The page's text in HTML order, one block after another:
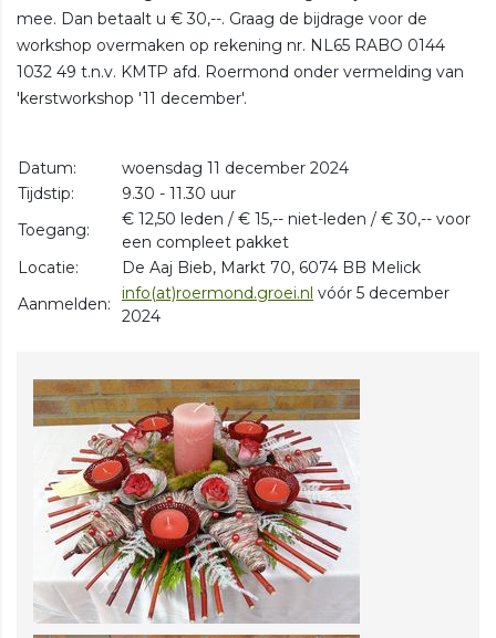
mee. Dan betaalt u € 30,--. Graag de bijdrage voor de
workshop overmaken op rekening nr. NL65 RABO 0144
1032 49 t.n.v. KMTP afd. Roermond onder vermelding van
'kerstworkshop '11 december'.
Datum:
woensdag 11 december 2024
Tijdstip:
9.30 - 11.30 uur
Toegang:
€ 12,50 leden / € 15,-- niet-leden / € 30,-- voor
een compleet pakket
Locatie:
De Aaj Bieb, Markt 70, 6074 BB Melick
Aanmelden:
info(at)roermond.groei.nl vóór 5 december
2024